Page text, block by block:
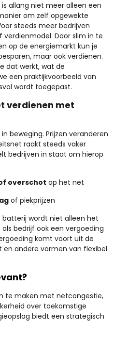
allang niet meer alleen een
om zelf opgewekte
steeds meer bedrijven
Door slim in te
op de energiemarkt kun je
maar ook verdienen.
dat werkt, wat de
een praktijkvoorbeeld van
wordt toegepast.
verdienen met
beweging. Prijzen veranderen
raakt steeds vaker
bedrijven in staat om hierop
overschot op het net
of piekprijzen
wordt niet alleen het
bedrijf ook een vergoeding
komt voort uit de
andere vormen van flexibel
te maken met netcongestie,
over toekomstige
biedt een strategisch